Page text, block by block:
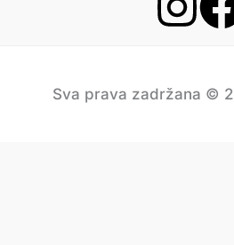
Sva prava zadržana ©